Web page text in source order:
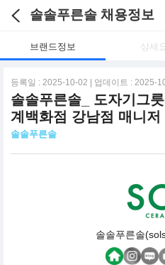
솔솔푸른솔 채용정보
브랜드정보 상세
등록일 : 2025-10-02 | 업데이트 : 2025-
솔솔푸른솔_ 도자기그
계백화점 강남점 매니저
솔솔푸른솔
솔솔푸른솔